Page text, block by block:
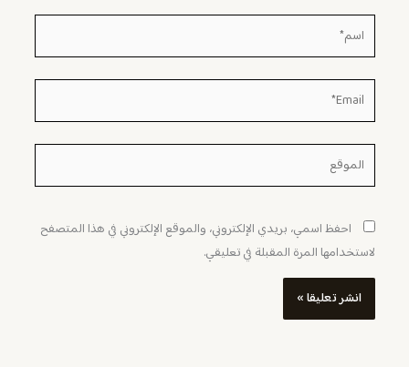
اسم*
Email*
الموقع
احفظ اسمي، بريدي الإلكتروني، والموقع الإلكتروني في هذا المتصفح
لاستخدامها المرة المقبلة في تعليقي.